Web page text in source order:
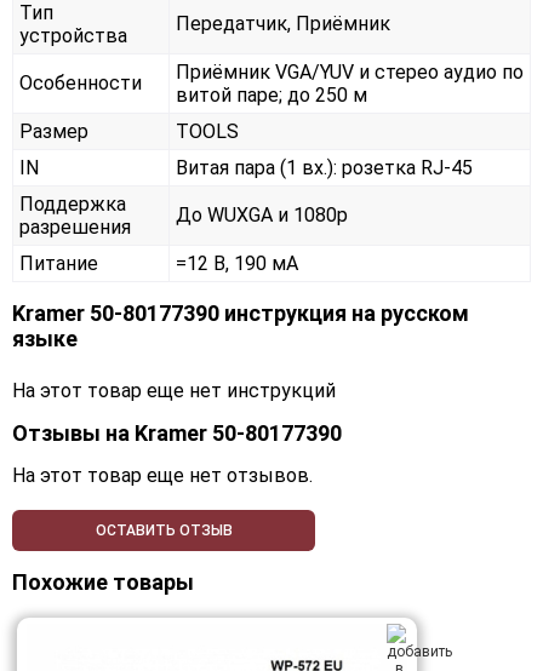
Тип
устройства
Передатчик, Приёмник
Особенности
Приёмник VGA/YUV и стерео аудио по
витой паре; до 250 м
Размер
TOOLS
IN
Витая пара (1 вх.): розетка RJ-45
Поддержка
разрешения
До WUXGA и 1080p
Питание =12 В, 190 мА
Kramer 50-80177390 инструкция на русском
языке
На этот товар еще нет инструкций
Отзывы на Kramer 50-80177390
На этот товар еще нет отзывов.
ОСТАВИТЬ ОТЗЫВ
Похожие товары